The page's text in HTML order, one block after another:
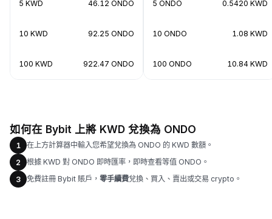
5 KWD 46.12 ONDO
10 KWD 92.25 ONDO
100 KWD 922.47 ONDO
5 ONDO 0.5420 KWD
10 ONDO 1.08 KWD
100 ONDO 10.84 KWD
如何在 Bybit 上將 KWD 兌換為 ONDO
1
在上方計算器中輸入您希望兌換為 ONDO 的 KWD 數額。
2
根據 KWD 對 ONDO 即時匯率，即時查看等值 ONDO。
3
免費註冊 Bybit 賬戶， 零手續費兌換、買入、賣出或交易 crypto。